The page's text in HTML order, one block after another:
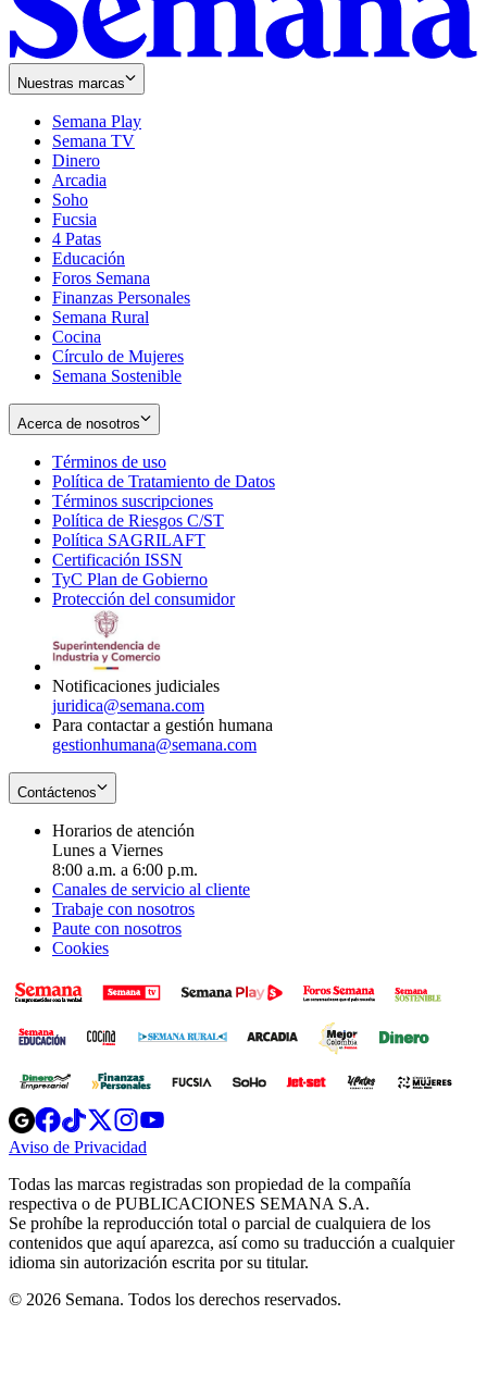
Nuestras marcas
Semana Play
Semana TV
Dinero
Arcadia
Soho
in
new
window
Fucsia
in
new
window
4 Patas
Educación
Foros Semana
Finanzas Personales
Semana Rural
Cocina
Círculo de Mujeres
Semana Sostenible
Acerca de nosotros
Términos de uso
in
new
window
Política de Tratamiento de Datos
Términos suscripciones
in
Política de Riesgos C/ST
Política SAGRILAFT
new
window
Certificación ISSN
in
new
TyC Plan de Gobierno
in
Protección del consumidorOpens
Notificaciones judiciales
juridica@semana.com
Para contactar a gestión humana
gestionhumana@semana.com
Contáctenos
Horarios de atención
Lunes a Viernes
8:00 a.m. a 6:00 p.m.
Canales de servicio al cliente
Trabaje con nosotros
Paute con nosotros
Cookies
Opens
in
new
Opens
in
new
Opens
in
new
window
Opens
new
windowwindow
Aviso de Privacidad
new
window
Todas las marcas registradas son propiedad de la compañía
respectiva o de PUBLICACIONES SEMANA S.A.
Se prohíbe la reproducción total o parcial de cualquiera de los
contenidos que aquí aparezca, así como su traducción a cualquier
idioma sin autorización escrita por su titular.
© 2026 Semana. Todos los derechos reservados.